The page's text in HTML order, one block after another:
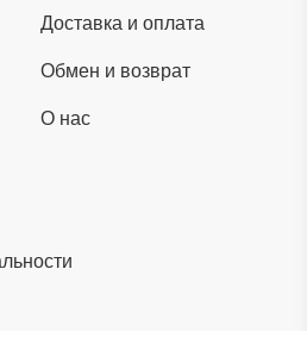
Доставка и оплата
Обмен и возврат
О нас